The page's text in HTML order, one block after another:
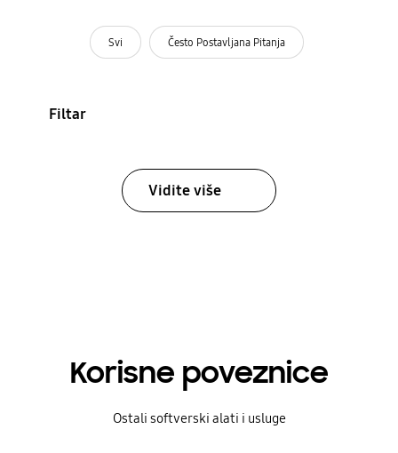
Svi Često Postavljana Pitanja
Filtar
Vidite više
Korisne poveznice
Ostali softverski alati i usluge